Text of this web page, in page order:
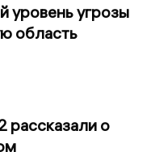
уровень угрозы
область
о